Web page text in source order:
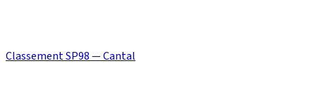
Classement SP98 — Cantal